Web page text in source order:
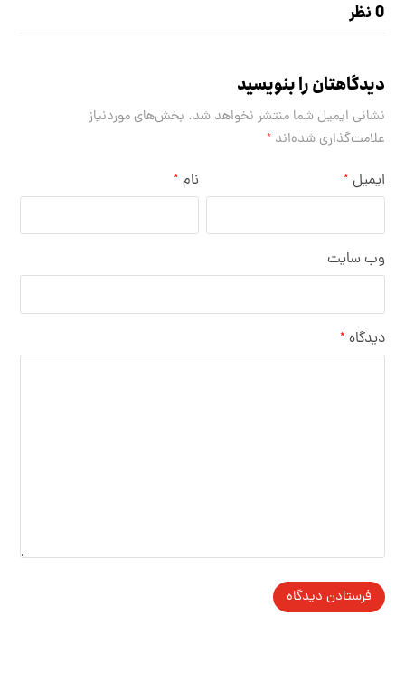
0 نظر
دیدگاهتان را بنویسید
نشانی ایمیل شما منتشر نخواهد شد. بخش‌های موردنیاز
علامت‌گذاری شده‌اند*
نام * ایمیل *
وب‌ سایت
دیدگاه *